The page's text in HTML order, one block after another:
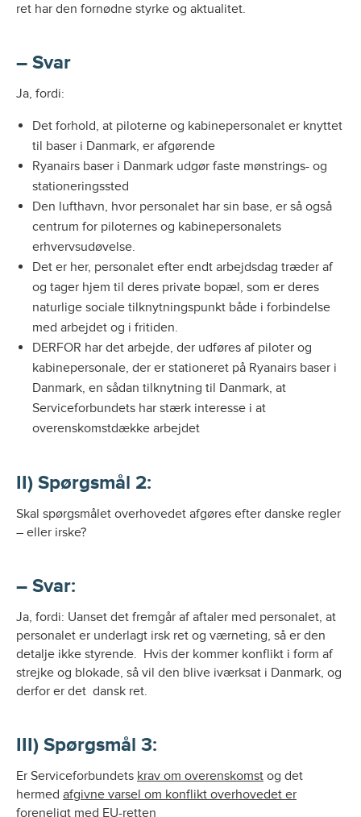
ret har den fornødne styrke og aktualitet.
– Svar
Ja, fordi:
Det forhold, at piloterne og kabinepersonalet er knyttet
til baser i Danmark, er afgørende
Ryanairs baser i Danmark udgør faste mønstrings- og
stationeringssted
Den lufthavn, hvor personalet har sin base, er så også
centrum for piloternes og kabinepersonalets
erhvervsudøvelse.
Det er her, personalet efter endt arbejdsdag træder af
og tager hjem til deres private bopæl, som er deres
naturlige sociale tilknytningspunkt både i forbindelse
med arbejdet og i fritiden.
DERFOR har det arbejde, der udføres af piloter og
kabinepersonale, der er stationeret på Ryanairs baser i
Danmark, en sådan tilknytning til Danmark, at
Serviceforbundets har stærk interesse i at
overenskomstdække arbejdet
II) Spørgsmål 2:
Skal spørgsmålet overhovedet afgøres efter danske regler
– eller irske?
– Svar:
Ja, fordi: Uanset det fremgår af aftaler med personalet, at
personalet er underlagt irsk ret og værneting, så er den
detalje ikke styrende. Hvis der kommer konflikt i form af
strejke og blokade, så vil den blive iværksat i Danmark, og
derfor er det dansk ret.
III) Spørgsmål 3:
Er Serviceforbundets krav om overenskomst og det
hermed afgivne varsel om konflikt overhovedet er
foreneligt med EU-retten